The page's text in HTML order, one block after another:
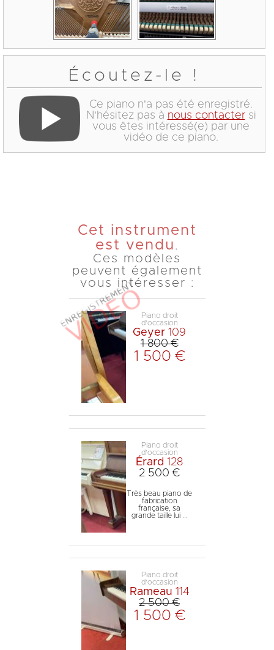
Écoutez-le !
Ce piano n'a pas été enregistré.
N'hésitez pas à nous contactersi
vous êtes intéressé(e) par une
vidéo de ce piano.
Cet instrument
est vendu .
Ces modèles
peuvent également
vous intéresser :
Piano droit
d'occasion
Geyer 109
1 800 €
1 500 €
Piano droit
d'occasion
Érard 128
2 500 €
Très beau piano de
fabrication
française, sa
grande taille lui ...
Piano droit
d'occasion
Rameau 114
2 500 €
1 500 €